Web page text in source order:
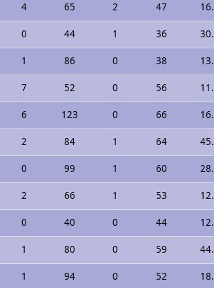
4 65 2 47
0 44 1 36
1 86 0 38
7 52 0 56
6 123 0 66
2 84 1 64
0 99 1 60
2 66 1 53
0 40 0 44
1 80 0 59
1 94 0 52